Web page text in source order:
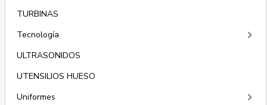
TURBINAS
Tecnología
keyboard_arrow_right
ULTRASONIDOS
UTENSILIOS HUESO
Uniformes
keyboard_arrow_right